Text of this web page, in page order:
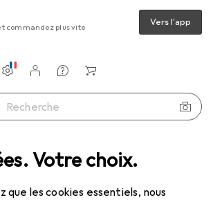
Votre choix.
que les cookies essentiels, nous
commandez plus vite Vers l'app
Paramètres
Compte client
Listes de comparaison
Listes d'envies
Panier
Nettoyant à love toys Pjur Toy Cleaner